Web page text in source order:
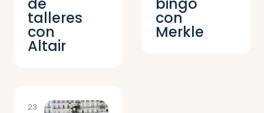
talleres
con
Altair
con
Merkle
23